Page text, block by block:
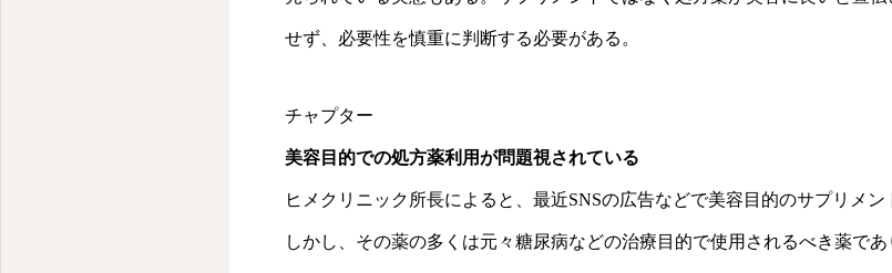
になるラジオ」を一人で担当することになった経緯を説明。普段は姫先
の横で数年間観察してきた経験から得た「ああ、そういうことなのか」
ものがほとんどで、医者の役割は確認作業にあると説明。美容医療につ
いるにも関わらず、ドクターの存在が希薄で、シワが増えた際に根本原
らです」という話になってしまう現状を問題視した。話者 1が自身の糖
せず、必要性を慎重に判断する必要がある。
チャプター
美容目的での処方薬利用が問題視されている
ヒメクリニック所長によると、最近SNSの広告などで美容目的のサプリメン
しかし、その薬の多くは元々糖尿病などの治療目的で使用されるべき薬で